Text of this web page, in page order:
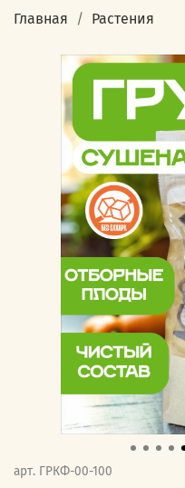
Главная Растения
арт. ГРКФ-00-100